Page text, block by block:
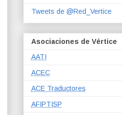
Tweets de @Red_Vertice
Asociaciones de Vértice
AATI
ACEC
ACE Traductores
AFIPTISP